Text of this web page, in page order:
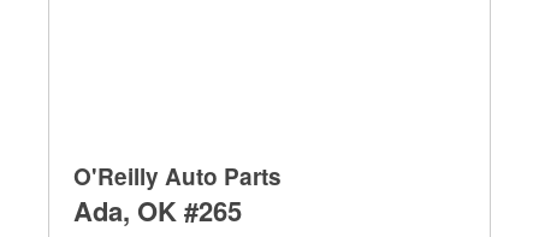
O'Reilly Auto Parts
Ada, OK #265